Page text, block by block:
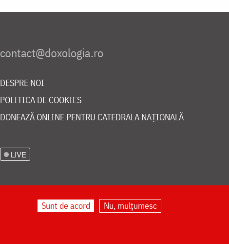
DESPRE NOI
POLITICA DE COOKIES
DONEAZĂ ONLINE PENTRU CATEDRALA NAȚIONALĂ
LIVE
Sunt de acord Nu, mulțumesc